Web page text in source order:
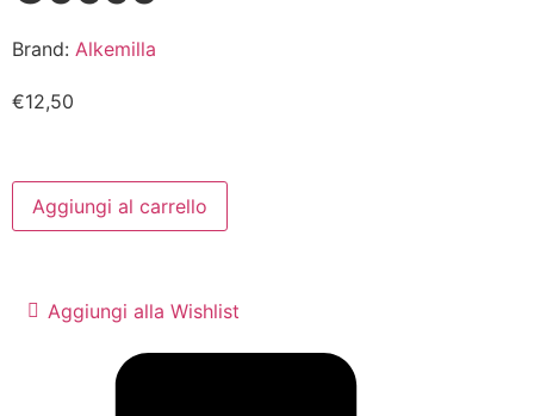
Brand: Alkemilla
€12,50
Aggiungi al carrello
Aggiungi alla Wishlist